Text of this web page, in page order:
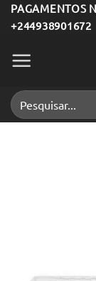
Skip
to
content
PAGAMENTOS
+244938901672
Pesquisar
por: